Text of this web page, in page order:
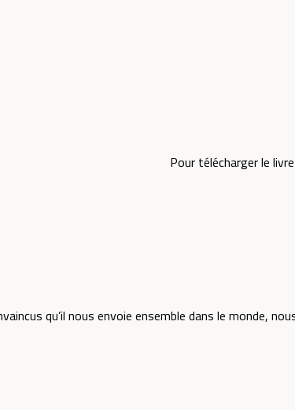
Pour télécharger le
qu’il nous envoie ensemble dans le monde,